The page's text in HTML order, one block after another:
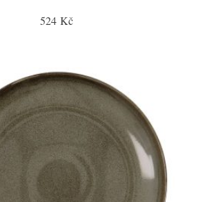
524 Kč